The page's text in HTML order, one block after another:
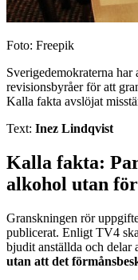
Foto: Freepik
Sverigedemokraterna har
revisionsbyråer för att
Kalla fakta avslöjat
Text: Inez Lindqvist
Kalla fakta:
alkohol utan
Granskningen rör
publicerat. Enligt TV4
bjudit anställda och delar
utan att det